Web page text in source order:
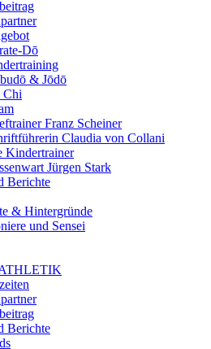
Dō
& Jōdō
Chi
Franz Scheiner
Claudia von Collani
Kindertrainer
Jürgen Stark
Berichte
& Hintergründe
und Sensei
Berichte